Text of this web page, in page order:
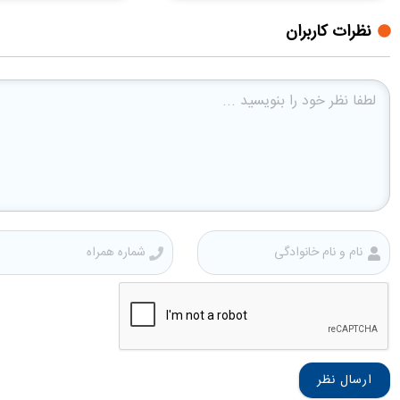
نظرات کاربران
نام
و
نام
خانوادگی